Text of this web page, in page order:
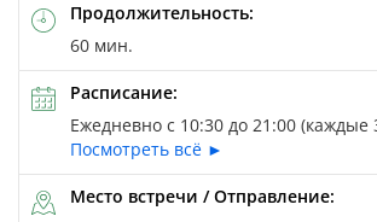
Продолжительность:
60 мин.
Расписание:
Ежедневно с 10:30 до 21:00 (каждые
Посмотреть всё ►
Место встречи / Отправление: